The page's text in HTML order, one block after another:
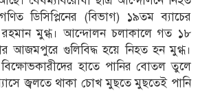
ডিসিপ্লিনের (বিভাগ) ১৯তম ব্যাচের
রহমান মুগ্ধ। আন্দোলন চলাকালে গত ১৮
আজমপুরে গুলিবিদ্ধ হয়ে নিহত হন মুগ্ধ।
হাতে পানির বোতল তুলে
জ্বলতে থাকা চোখ মুছতে মুছতেই পানি